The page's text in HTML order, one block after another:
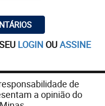
LOGIN OUASSINE
de
a opinião do